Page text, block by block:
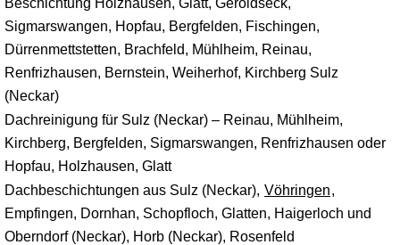
Sigmarswangen, Hopfau, Bergfelden, Fischingen,
Dürrenmettstetten, Brachfeld, Mühlheim, Reinau,
Renfrizhausen, Bernstein, Weiherhof, Kirchberg Sulz
(Neckar)
Dachreinigung für Sulz (Neckar) – Reinau, Mühlheim,
Kirchberg, Bergfelden, Sigmarswangen, Renfrizhausen oder
Hopfau, Holzhausen, Glatt
Dachbeschichtungen aus Sulz (Neckar), Vöhringen,
Empfingen, Dornhan, Schopfloch, Glatten, Haigerloch und
Oberndorf (Neckar), Horb (Neckar), Rosenfeld